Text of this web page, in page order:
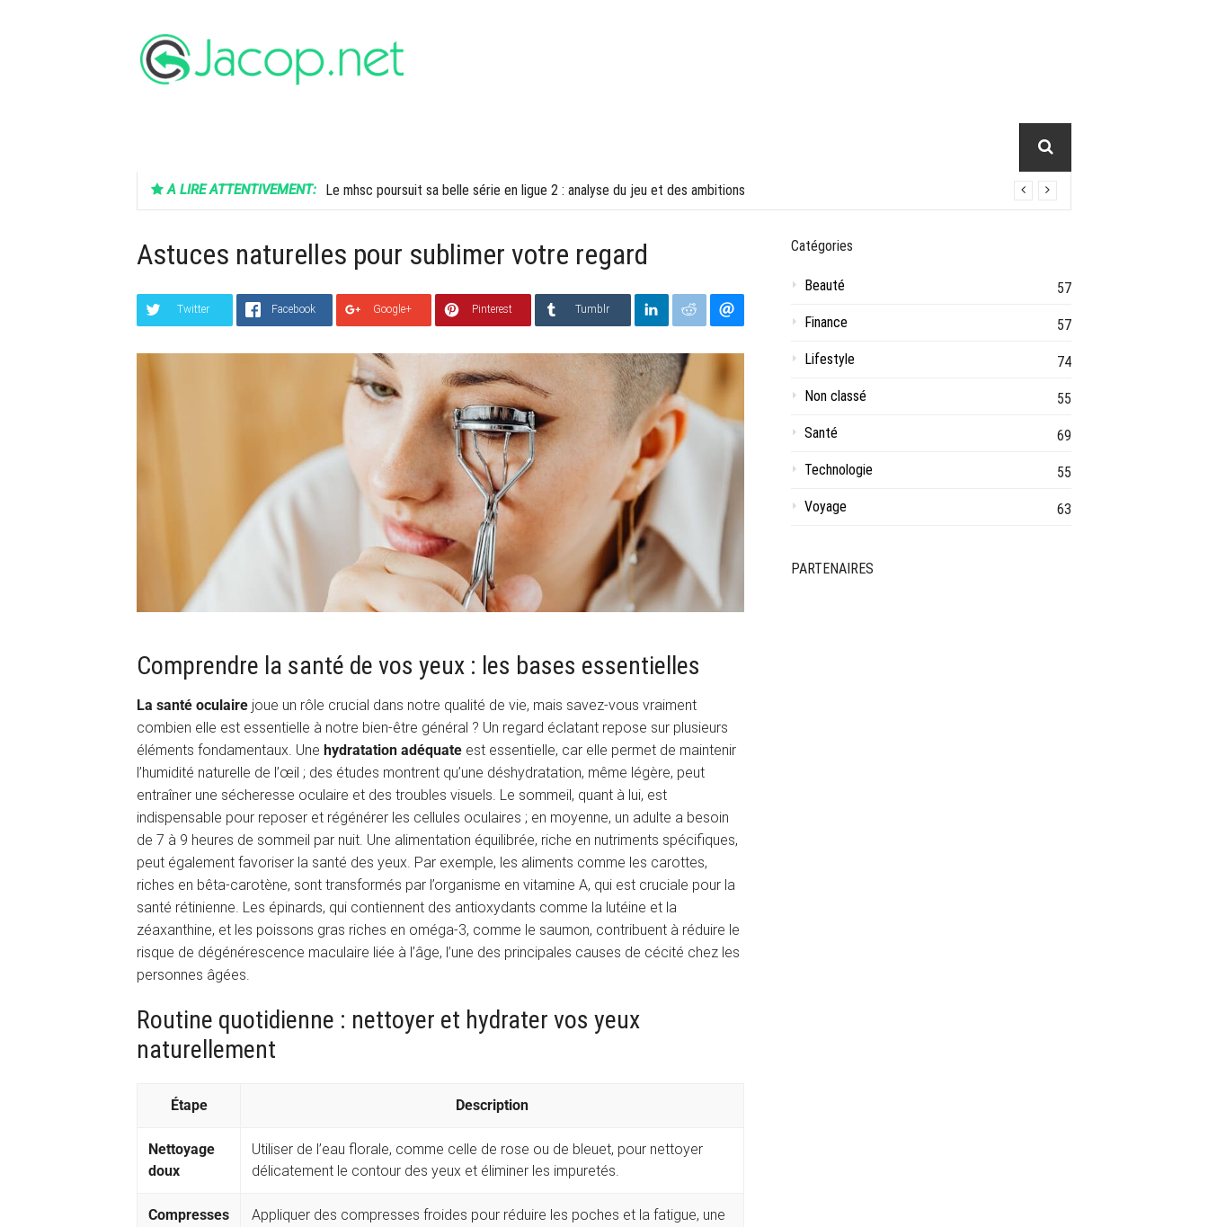
A LIRE ATTENTIVEMENT: Le mhsc poursuit sa belle série en ligue 2 : analyse du jeu et des ambitions
Astuces naturelles pour sublimer votre regard
Twitter Facebook Google+ Pinterest Tumblr
Comprendre la santé de vos yeux : les bases essentielles
La santé oculaire joue un rôle crucial dans notre qualité de vie, mais savez-vous vraiment
combien elle est essentielle à notre bien-être général ? Un regard éclatant repose sur plusieurs
éléments fondamentaux. Une hydratation adéquate est essentielle, car elle permet de maintenir
l’humidité naturelle de l’œil ; des études montrent qu’une déshydratation, même légère, peut
entraîner une sécheresse oculaire et des troubles visuels. Le sommeil, quant à lui, est
indispensable pour reposer et régénérer les cellules oculaires ; en moyenne, un adulte a besoin
de 7 à 9 heures de sommeil par nuit. Une alimentation équilibrée, riche en nutriments spécifiques,
peut également favoriser la santé des yeux. Par exemple, les aliments comme les carottes,
riches en bêta-carotène, sont transformés par l’organisme en vitamine A, qui est cruciale pour la
santé rétinienne. Les épinards, qui contiennent des antioxydants comme la lutéine et la
zéaxanthine, et les poissons gras riches en oméga-3, comme le saumon, contribuent à réduire le
risque de dégénérescence maculaire liée à l’âge, l’une des principales causes de cécité chez les
personnes âgées.
Routine quotidienne : nettoyer et hydrater vos yeux
naturellement
Étape Description
Nettoyage
doux
Utiliser de l’eau florale, comme celle de rose ou de bleuet, pour nettoyer
délicatement le contour des yeux et éliminer les impuretés.
Compresses
Appliquer des compresses froides pour réduire les poches et la fatigue, une
Catégories
Beauté
57
Finance
57
Lifestyle
74
Non classé
55
Santé
69
Technologie
55
Voyage
63
PARTENAIRES